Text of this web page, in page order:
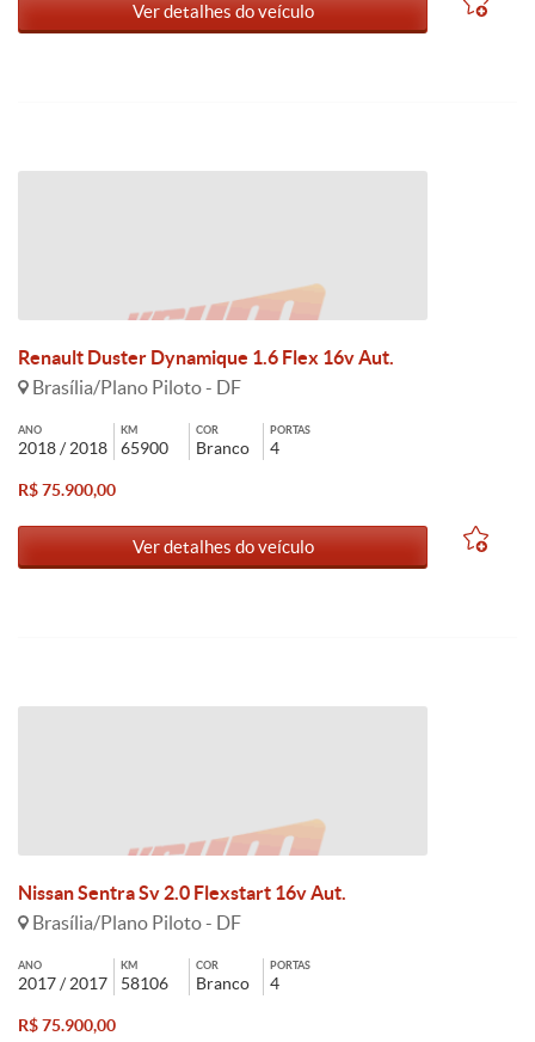
Ver detalhes do veículo
Renault Duster Dynamique 1.6 Flex 16v Aut.
Brasília/Plano Piloto - DF
ANO
2018 / 2018
KM
65900
COR
Branco
PORTAS
4
R$ 75.900,00
Ver detalhes do veículo
Nissan Sentra Sv 2.0 Flexstart 16v Aut.
Brasília/Plano Piloto - DF
ANO
2017 / 2017
KM
58106
COR
Branco
PORTAS
4
R$ 75.900,00